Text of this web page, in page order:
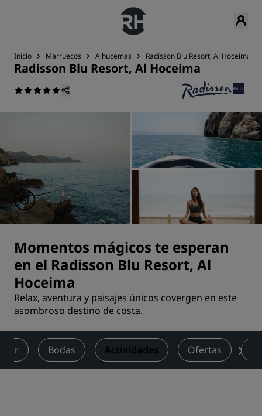
Inicio Marruecos Alhucemas Radisson Blu Resort, Al Hoceima
Radisson Blu Resort, Al Hoceima
Momentos mágicos te esperan
en el Radisson Blu Resort, Al
Hoceima
Relax, aventura y paisajes únicos covergen en este
asombroso destino de costa.
Bodas Actividades Ofertas